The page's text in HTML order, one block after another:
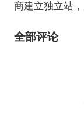
商建立独立站
全部评论